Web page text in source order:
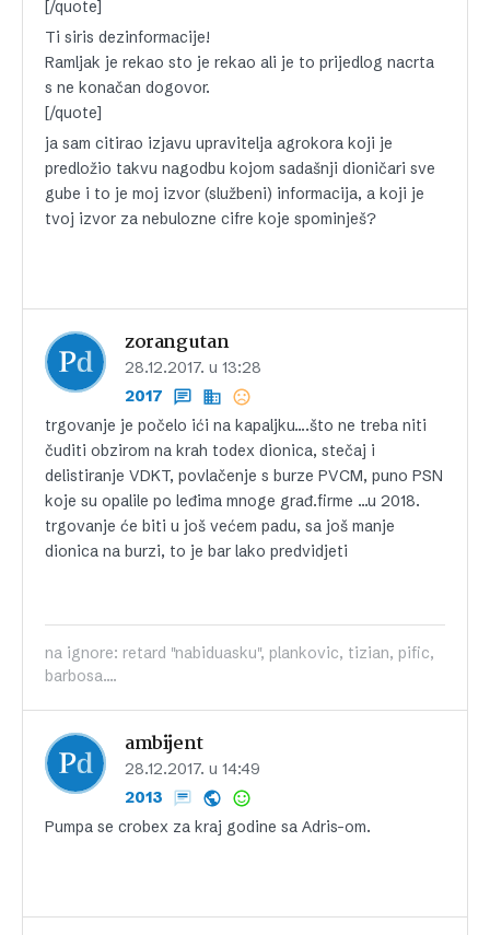
[/quote]
Ti siris dezinformacije!
Ramljak je rekao sto je rekao ali je to prijedlog nacrta
s ne konačan dogovor.
[/quote]
ja sam citirao izjavu upravitelja agrokora koji je
predložio takvu nagodbu kojom sadašnji dioničari sve
gube i to je moj izvor (službeni) informacija, a koji je
tvoj izvor za nebulozne cifre koje spominješ?
zorangutan
28.12.2017. u 13:28
2017
trgovanje je počelo ići na kapaljku….što ne treba niti
čuditi obzirom na krah todex dionica, stečaj i
delistiranje VDKT, povlačenje s burze PVCM, puno PSN
koje su opalile po leđima mnoge građ.firme …u 2018.
trgovanje će biti u još većem padu, sa još manje
dionica na burzi, to je bar lako predvidjeti
na ignore: retard "nabiduasku", plankovic, tizian, pific,
barbosa....
ambijent
28.12.2017. u 14:49
2013
Pumpa se crobex za kraj godine sa Adris-om.